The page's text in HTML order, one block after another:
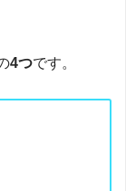
4つです。